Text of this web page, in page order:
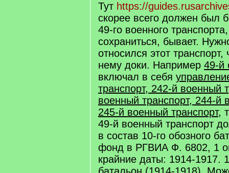
Тут https://
скорее всего должен был
49-го военного
сохраниться, бывает.
относился этот транспорт,
нему доки. Например 49-й
включал в себя
транспорт, 242-й военный
военный транспорт, 244-й
245-й военный транспорт,
49-й военный транспорт
в состав 10-го обозного
фонд в РГВИА Ф. 6802, 1
крайние даты: 1914-1917.